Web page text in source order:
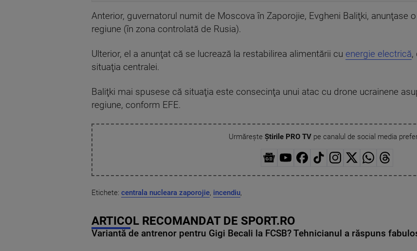
Anterior, guvernatorul numit de Moscova în Zaporojie, Evgheni Baliţki, anunţase
regiune (în zona controlată de Rusia).
Ulterior, el a anunţat că se lucrează la restabilirea alimentării cu energie electrică,
situaţia centralei.
Baliţki mai spusese că situaţia este consecinţa unui atac cu drone ucrainene
regiune, conform EFE.
Urmărește Știrile PRO TVpe canalul de social media
Etichete: centrala nucleara zaporojie, incendiu,
ARTICOL RECOMANDAT DE SPORT.RO
Variantă de antrenor pentru Gigi Becali la FCSB? Tehnicianul a răspuns